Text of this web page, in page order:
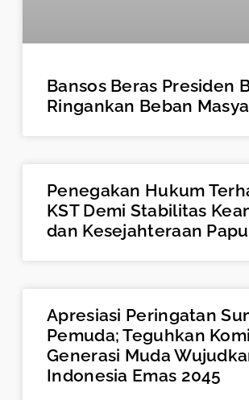
Bansos Beras Presiden
Ringankan Beban
Penegakan Hukum
KST Demi Stabilitas
dan Kesejahteraan
Apresiasi Peringatan
Pemuda; Teguhkan
Generasi Muda
Indonesia Emas 2045